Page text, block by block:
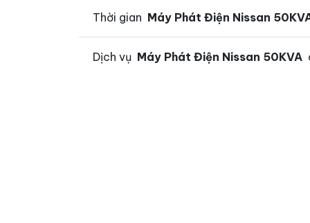
Thời gian Máy Phát Điện Nissan
Dịch vụ Máy Phát Điện Nissan 50KVA